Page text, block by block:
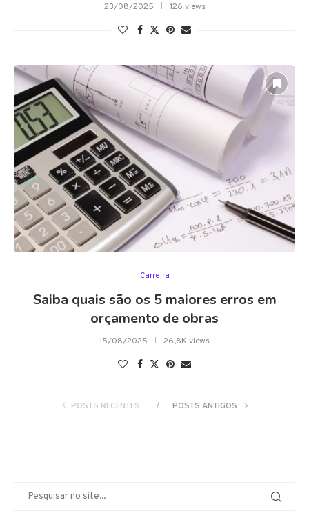
23/08/2025 126 views
Carreira
Saiba quais são os 5 maiores erros em
orçamento de obras
15/08/2025 26,8K views
POSTS RECENTES POSTS ANTIGOS